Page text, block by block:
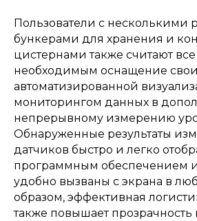
Пользователи с несколькими
бункерами для хранения и
цистернами также считают
необходимым оснащение
автоматизированной
мониторингом данных в
непрерывному измерению
Обнаруженные результаты
датчиков быстро и легко
программным обеспечением и
удобно вызваны с экрана в
образом, эффективная
также повышает прозрачность